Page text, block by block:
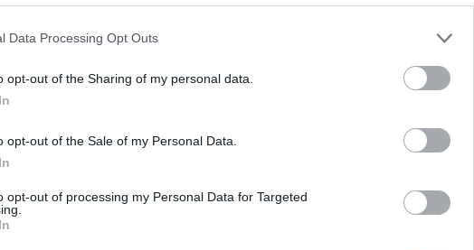
Data Processing Opt Outs
opt-out of the Sharing of my personal data.
opt-out of the Sale of my Personal Data.
opt-out of processing my Personal Data for Targeted
del Granada-Cádiz.
Raúl Torrente, Duarte, Germán Sánchez, Neva –
Arezo (Darwin Machís, Uzuni).
muscular), Gonalons (lesión muscular),
Torrente volvería al once tras ser suplente en la